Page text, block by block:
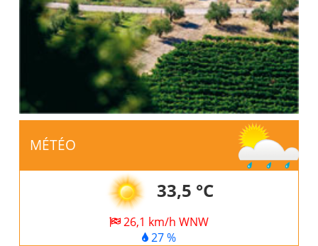
MÉTÉO
33,5 °C
26,1 km/h WNW
27 %